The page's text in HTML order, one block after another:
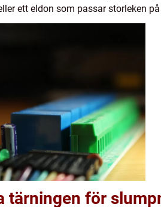
ett eldon som passar storleken
tärningen för